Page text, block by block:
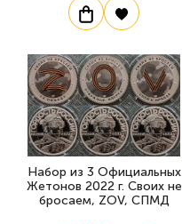
Набор из 3 Официальных
Жетонов 2022 г. Своих не
бросаем, ZOV, СПМД